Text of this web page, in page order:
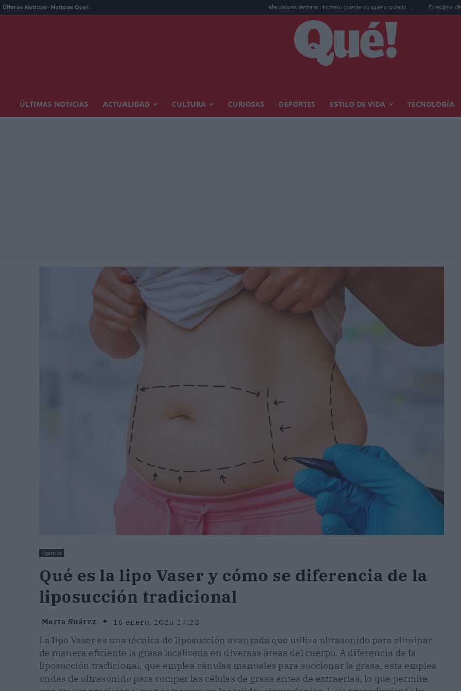
Últimas Noticias- Noticias Que!: Mercadona lanza en formato grande su queso curado ... El eclipse dispara el precio
ÚLTIMAS NOTICIAS ACTUALIDAD CULTURA CURIOSAS DEPORTES ESTILO DE VIDA TECNOLOGÍA
Agencia
Qué es la lipo Vaser y cómo se diferencia de la
liposucción tradicional
Marta Suárez 16 enero, 2025 17:23
La lipo Vaser es una técnica de liposucción avanzada que utiliza ultrasonido para eliminar
de manera eficiente la grasa localizada en diversas áreas del cuerpo. A diferencia de la
liposucción tradicional, que emplea cánulas manuales para succionar la grasa, esta emplea
ondas de ultrasonido para romper las células de grasa antes de extraerlas, lo que permite